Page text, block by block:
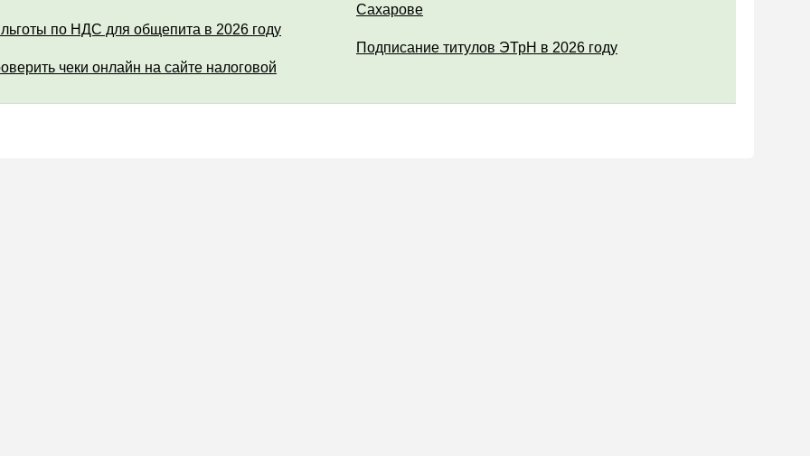
льготы по НДС для общепита в 2026 году
чеки онлайн на сайте налоговой
Сахарове
Подписание титулов ЭТрН в 2026 году